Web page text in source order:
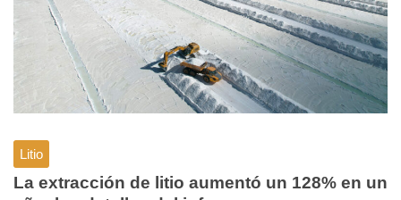
Litio
La extracción de litio aumentó un 128% en un